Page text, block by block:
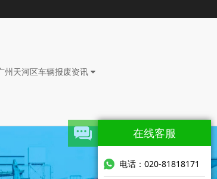
州天河区车辆报废资讯
在线客服
电话：020-81818171